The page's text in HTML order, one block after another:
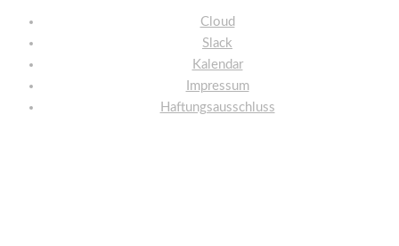
Cloud
Slack
Kalendar
Impressum
Haftungsausschluss